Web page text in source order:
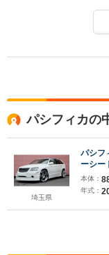
パシフィカの
埼玉県
パシフ
ーシ
本体：
年式：